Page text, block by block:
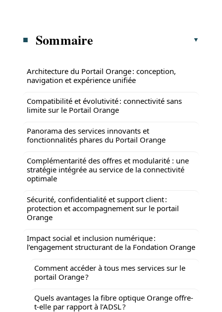
Sommaire
Architecture du Portail Orange : conception,
navigation et expérience unifiée
Compatibilité et évolutivité : connectivité sans
limite sur le Portail Orange
Panorama des services innovants et
fonctionnalités phares du Portail Orange
Complémentarité des offres et modularité : une
stratégie intégrée au service de la connectivité
optimale
Sécurité, confidentialité et support client :
protection et accompagnement sur le portail
Orange
Impact social et inclusion numérique :
l’engagement structurant de la Fondation Orange
Comment accéder à tous mes services sur le
portail Orange ?
Quels avantages la fibre optique Orange offre-
t-elle par rapport à l’ADSL ?